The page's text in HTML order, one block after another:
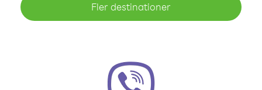
Fler destinationer